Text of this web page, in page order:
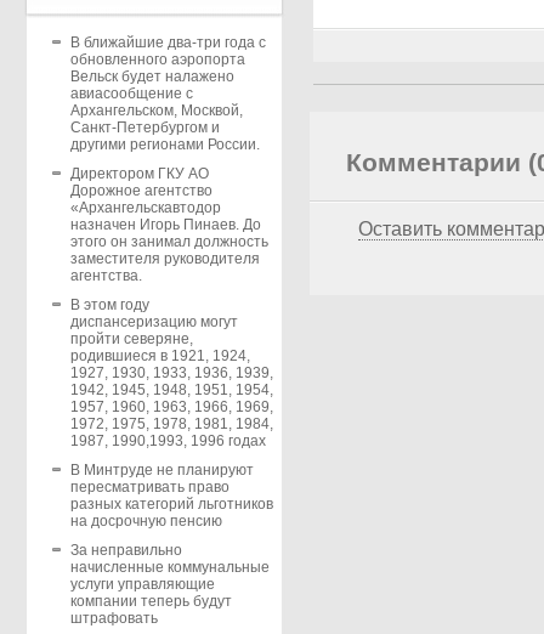
В ближайшие два-три года с
обновленного аэропорта
Вельск будет налажено
авиасообщение с
Архангельском, Москвой,
Санкт-Петербургом и
другими регионами России.
Директором ГКУ АО
Дорожное агентство
«Архангельскавтодор
назначен Игорь Пинаев. До
этого он занимал должность
заместителя руководителя
агентства.
В этом году
диспансеризацию могут
пройти северяне,
родившиеся в 1921, 1924,
1927, 1930, 1933, 1936, 1939,
1942, 1945, 1948, 1951, 1954,
1957, 1960, 1963, 1966, 1969,
1972, 1975, 1978, 1981, 1984,
1987, 1990,1993, 1996 годах
В Минтруде не планируют
пересматривать право
разных категорий льготников
на досрочную пенсию
За неправильно
начисленные коммунальные
услуги управляющие
компании теперь будут
штрафовать
Комментарии
Оставить